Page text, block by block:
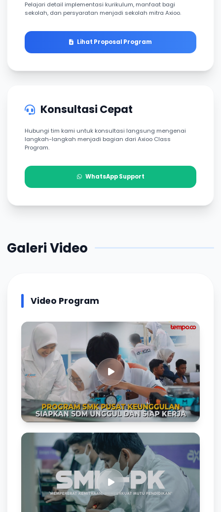
Pelajari detail implementasi kurikulum, manfaat bagi
sekolah, dan persyaratan menjadi sekolah mitra Axioo.
Lihat Proposal Program
Konsultasi Cepat
Hubungi tim kami untuk konsultasi langsung mengenai
langkah-langkah menjadi bagian dari Axioo Class
Program.
WhatsApp Support
Galeri Video
Video Program